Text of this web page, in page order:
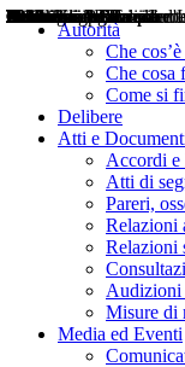
Autorità
Che
Che cosa
Come si
Delibere
Atti e
Accordi e
Atti di
Pareri,
Relazioni
Relazioni
Audizioni
Misure di
Media ed Eventi
Delibere
Pareri
Consultazioni
Audizioni
Atti di Segnalazione
Accordi e Protocolli
Relazioni annuali
Misure di regolazione
Notizie
Comunicati Stampa
Bollettini ART
Convegni ART
Interviste del Presidente
Articoli in primo piano
Interventi del
2004
2005
2010
2013
2014
2015
2016
2017
2018
2019
202
2020
2021
2022
2023
2024
2025
2026
Aereo
Marittimo
Terrestre